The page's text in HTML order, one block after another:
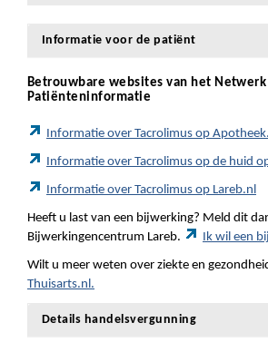
Informatie voor de patiënt
Betrouwbare websites van het Netwerk
Patiënteninformatie
Informatie over Tacrolimus op
Informatie over Tacrolimus op de huid
Informatie over Tacrolimus op Lareb.nl
Heeft u last van een bijwerking? Meld dit
Bijwerkingencentrum Lareb.
Ik wil een
Wilt u meer weten over ziekte en
Thuisarts.nl.
Details handelsvergunning